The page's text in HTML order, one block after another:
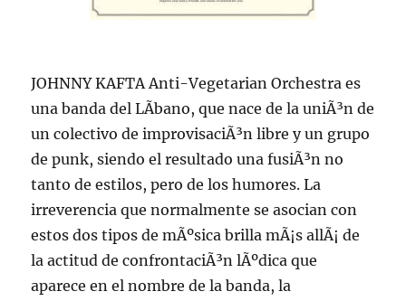
JOHNNY KAFTA Anti-Vegetarian Orchestra es
una banda del LÃ­bano, que nace de la uniÃ³n de
un colectivo de improvisaciÃ³n libre y un grupo
de punk, siendo el resultado una fusiÃ³n no
tanto de estilos, pero de los humores. La
irreverencia que normalmente se asocian con
estos dos tipos de mÃºsica brilla mÃ¡s allÃ¡ de
la actitud de confrontaciÃ³n lÃºdica que
aparece en el nombre de la banda, la